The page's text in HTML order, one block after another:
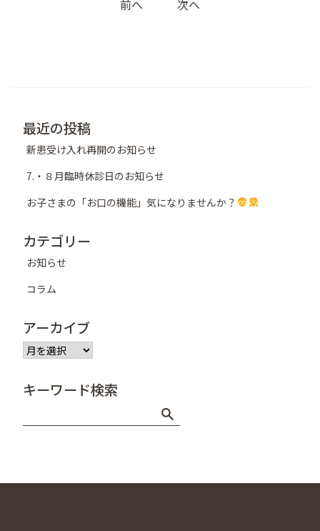
前へ 次へ
最近の投稿
新患受け入れ再開のお知らせ
7.・８月臨時休診日のお知らせ
お子さまの「お口の機能」気になりませんか？
カテゴリー
お知らせ
コラム
アーカイブ
ア
ー
イ
キーワード検索